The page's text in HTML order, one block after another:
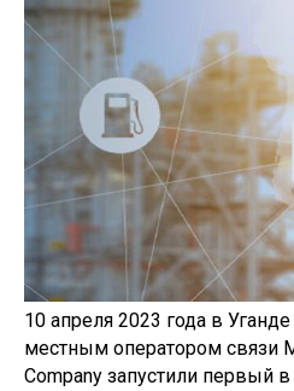
10 апреля 2023 года в
местным оператором связи
Company запустили первый